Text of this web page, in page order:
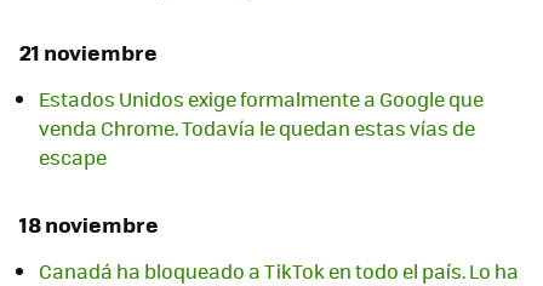
21 noviembre
Estados Unidos exige formalmente a Google que
venda Chrome. Todavía le quedan estas vías de
escape
18 noviembre
Canadá ha bloqueado a TikTok en todo el país. Lo ha